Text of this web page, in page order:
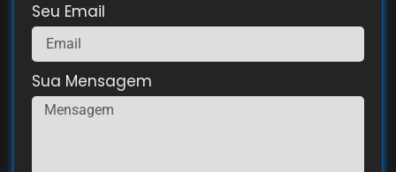
Seu Email
Sua Mensagem